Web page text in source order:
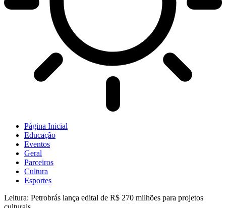
Página Inicial
Educação
Eventos
Geral
Parceiros
Cultura
Esportes
Leitura: Petrobrás lança edital de R$ 270 milhões para projetos